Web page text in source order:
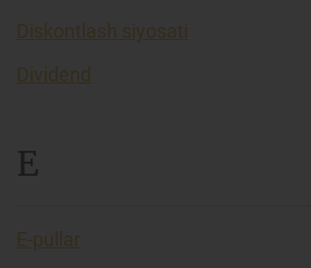
Diskontlash siyosati
Dividend
E
E-pullar